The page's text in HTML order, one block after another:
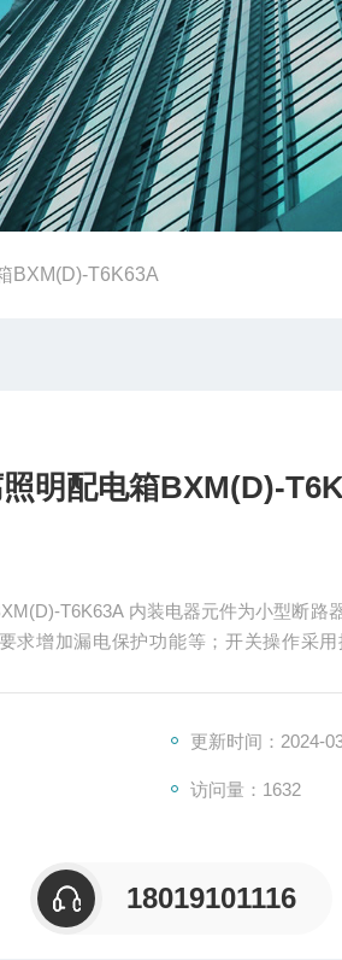
BXM(D)-T6K63A
明配电箱BXM(D)-
路器或塑壳式断路器，具有过载
求增加漏电保护功能等；开关操作采
更新时间：2024-
访问量：1632
18019101116